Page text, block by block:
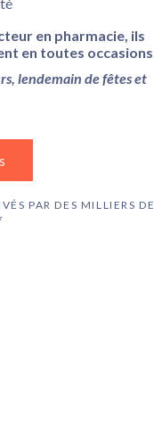
en pharmacie, ils
en toutes occasions
lendemain de fêtes et
PAR DES MILLIERS DE